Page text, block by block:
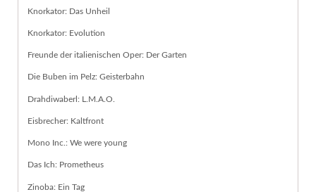
Knorkator: Das Unheil
Knorkator: Evolution
Freunde der italienischen Oper: Der Garten
Die Buben im Pelz: Geisterbahn
Drahdiwaberl: L.M.A.O.
Eisbrecher: Kaltfront
Mono Inc.: We were young
Das Ich: Prometheus
Zinoba: Ein Tag